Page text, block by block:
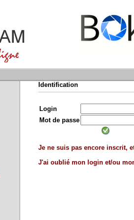
Identification
Login
Mot de passe
Je ne suis pas encore inscrit,
J'ai oublié mon login et/ou